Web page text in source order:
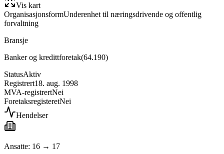
Vis kart
OrganisasjonsformUnderenhet til næringsdrivende og offentlig
forvaltning
Bransje
Banker og kredittforetak(64.190)
StatusAktiv
Registrert18. aug. 1998
MVA-registrertNei
ForetaksregisteretNei
Hendelser
Ansatte: 16 → 17